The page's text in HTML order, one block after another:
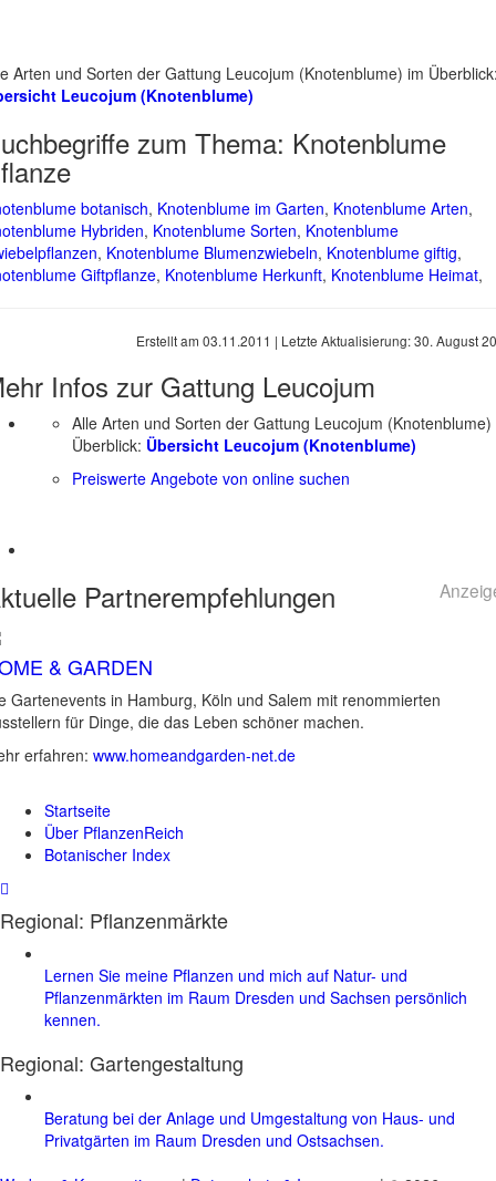
Arten und Sorten der Gattung Leucojum (Knotenblume) im
Leucojum (Knotenblume)
zum Thema: Knotenblume
botanisch, Knotenblume im Garten, Knotenblume Arten,
Hybriden, Knotenblume Sorten, Knotenblume
, Knotenblume Blumenzwiebeln, Knotenblume giftig,
Giftpflanze, Knotenblume Herkunft, Knotenblume Heimat,
Erstellt am 03.11.2011 | Letzte Aktualisierung:30. August
Infos zur Gattung Leucojum
Alle Arten und Sorten der Gattung Leucojum (Knotenblume)
Überblick: Übersicht Leucojum (Knotenblume)
Preiswerte Angebote von online suchen
Partnerempfehlungen
& GARDEN
Gartenevents in Hamburg, Köln und Salem mit renommierten
für Dinge, die das Leben schöner machen.
erfahren: www.homeandgarden-net.de
Startseite
Über PflanzenReich
Botanischer Index
Regional: Pflanzenmärkte
Lernen Sie meine Pflanzen und mich auf Natur- und
Pflanzenmärkten im Raum Dresden und Sachsen persönlich
kennen.
Regional: Gartengestaltung
Beratung bei der Anlage und Umgestaltung von Haus- und
Privatgärten im Raum Dresden und Ostsachsen.